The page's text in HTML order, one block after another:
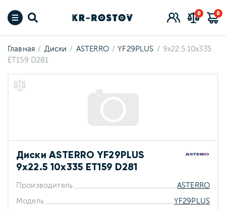
0 0
Главная Диски ASTERRO YF29PLUS
9x22.5 10x335
ET159 D281
Диски ASTERRO YF29PLUS
9x22.5 10x335 ET159 D281
Производитель ASTERRO
Модель YF29PLUS